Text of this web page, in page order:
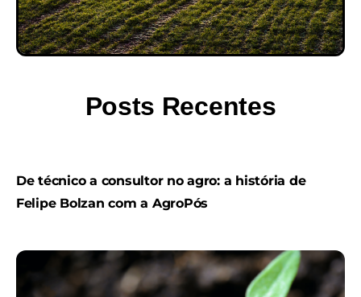
Posts Recentes
De técnico a consultor no agro: a história de
Felipe Bolzan com a AgroPós